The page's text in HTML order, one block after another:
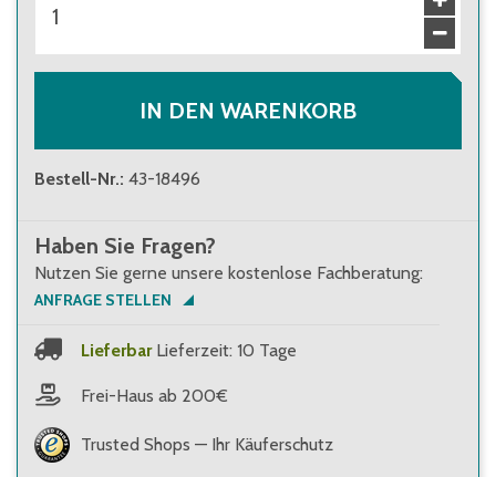
ab 28 Stück
43,60 €
IN DEN WARENKORB
Bestell-Nr.: 43-18496
Haben Sie Fragen?
Nutzen Sie gerne unsere kostenlose Fachberatung:
ANFRAGE STELLEN
Lieferbar Lieferzeit: 10 Tage
Frei-Haus ab 200€
Trusted Shops — Ihr Käuferschutz